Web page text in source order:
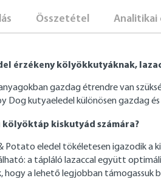
Összetétel
érzékeny kölyökkutyáknak,
gazdag étrendre van
Dog kutyaeledel különösen gazdag
kiskutyád számára?
Potato eledel tökéletesen igazodik a
a tápláló lazaccal együtt
a lehető legjobban támogassuk